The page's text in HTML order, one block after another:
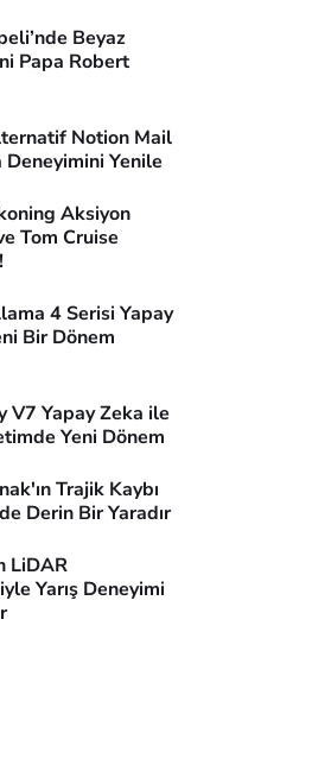
Beyaz
Papa Robert
Notion Mail
Deneyimini Yenile
Aksiyon
Tom Cruise
4 Serisi Yapay
Bir Dönem
V7 Yapay Zeka ile
Yeni Dönem
Trajik Kaybı
Derin Bir Yaradır
LiDAR
Yarış Deneyimi